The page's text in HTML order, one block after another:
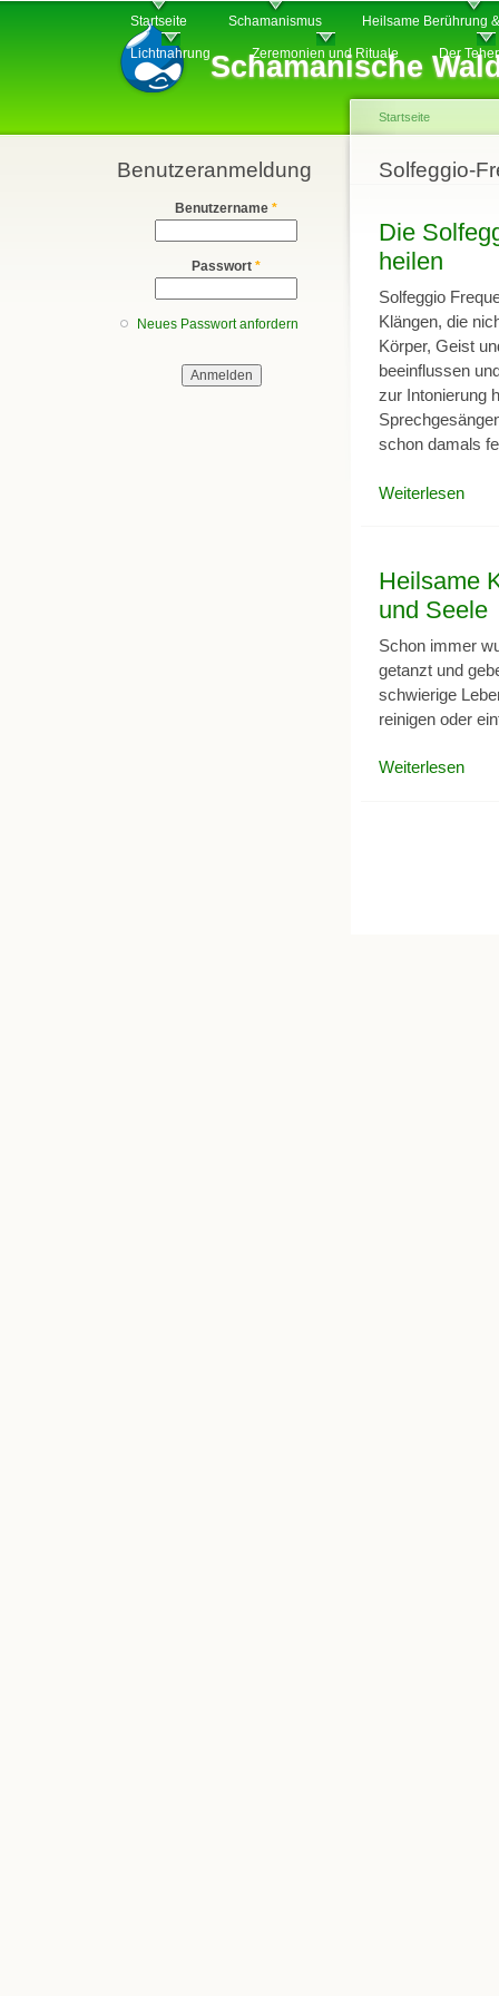
Schamanische
Hauptmenü
Startseite Schamanismus Heilsame Berührung
Lichtnahrung Zeremonien und Rituale Der
Benutzeranmeldung
Benutzername *
Passwort *
Neues Passwort anfordern
Sie sind hier
Startseite
Solfeggio-
Die
heilen
Solfeggio
Klängen, die
Körper, Geist
beeinflussen
zur Intonierung
schon damals
Weiterlesen
Heilsame
und Seele
Schon immer
getanzt und
schwierige
reinigen oder
Weiterlesen